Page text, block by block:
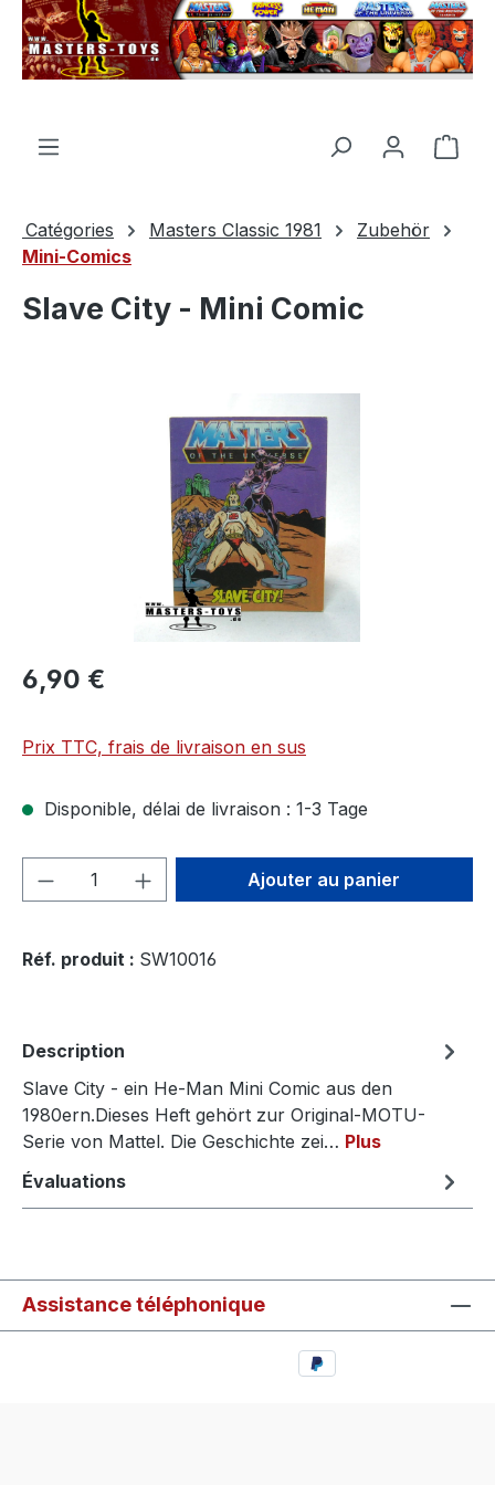
principal
Le
Catégories Masters Classic 1981
Zubehör
Mini-Comics
Slave City - Mini Comic
6,90 €
Prix TTC, frais de livraison en sus
Disponible, délai de livraison : 1-3 Tage
Quantité de produit : Entrez la
Ajouter au panier
Réf. produit : SW10016
Description
Slave City - ein He-Man Mini Comic aus den
1980ern.Dieses Heft gehört zur Original-MOTU-
Serie von Mattel. Die Geschichte zei… Plus
Évaluations
Assistance téléphonique